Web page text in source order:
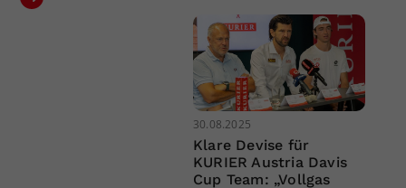
30.08.2025
Klare Devise für
KURIER Austria Davis
Cup Team: „Vollgas